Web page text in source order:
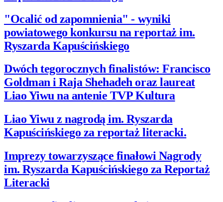
"Ocalić od zapomnienia" - wyniki
powiatowego konkursu na reportaż im.
Ryszarda Kapuścińskiego
Dwóch tegorocznych finalistów: Francisco
Goldman i Raja Shehadeh oraz laureat
Liao Yiwu na antenie TVP Kultura
Liao Yiwu z nagrodą im. Ryszarda
Kapuścińskiego za reportaż literacki.
Imprezy towarzyszące finałowi Nagrody
im. Ryszarda Kapuścińskiego za Reportaż
Literacki